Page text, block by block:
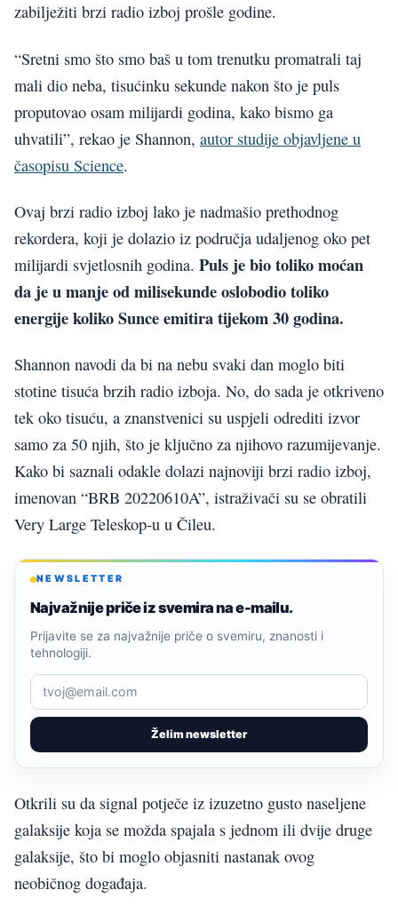
zabilježiti brzi radio izboj prošle godine.
“Sretni smo što smo baš u tom trenutku promatrali taj
mali dio neba, tisućinku sekunde nakon što je puls
proputovao osam milijardi godina, kako bismo ga
uhvatili”, rekao je Shannon, autor studije objavljene u
časopisu Science.
Ovaj brzi radio izboj lako je nadmašio prethodnog
rekordera, koji je dolazio iz područja udaljenog oko pet
milijardi svjetlosnih godina. Puls je bio toliko moćan
da je u manje od milisekunde oslobodio toliko
energije koliko Sunce emitira tijekom 30 godina.
Shannon navodi da bi na nebu svaki dan moglo biti
stotine tisuća brzih radio izboja. No, do sada je otkriveno
tek oko tisuću, a znanstvenici su uspjeli odrediti izvor
samo za 50 njih, što je ključno za njihovo razumijevanje.
Kako bi saznali odakle dolazi najnoviji brzi radio izboj,
imenovan “BRB 20220610A”, istraživači su se obratili
Very Large Teleskop-u u Čileu.
NEWSLETTER
Najvažnije priče iz svemira na e-mailu.
Želim newsletter
Prijavite se za najvažnije priče o svemiru, znanosti i
tehnologiji.
Otkrili su da signal potječe iz izuzetno gusto naseljene
galaksije koja se možda spajala s jednom ili dvije druge
galaksije, što bi moglo objasniti nastanak ovog
neobičnog događaja.